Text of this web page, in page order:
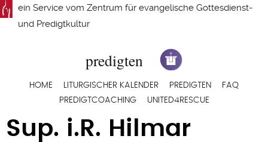
Direkt
zum
ein Service vom Zentrum für evangelische Gottesdienst-
und Predigtkultur
Hauptnavigation
HOME LITURGISCHER KALENDER PREDIGTEN
FAQ
PREDIGTCOACHING
UNITED4RESCUE
Sup. i.R. Hilmar